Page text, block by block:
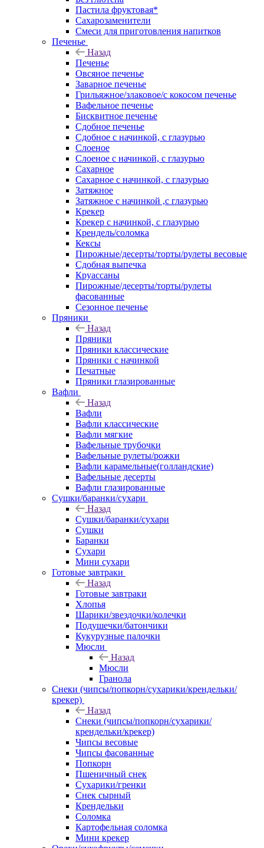
Пастила фруктовая*
Сахарозаменители
Смеси для приготовления напитков
Печенье
Назад
Печенье
Овсяное печенье
Заварное печенье
Грильяжное/злаковое/с кокосом печенье
Вафельное печенье
Бисквитное печенье
Сдобное печенье
Сдобное с начинкой, с глазурью
Слоеное
Слоеное с начинкой, с глазурью
Сахарное
Сахарное с начинкой, с глазурью
Затяжное
Затяжное с начинкой ,с глазурью
Крекер
Крекер с начинкой, с глазурью
Крендель/соломка
Кексы
Пирожные/десерты/торты/рулеты весовые
Сдобная выпечка
Круассаны
Пирожные/десерты/торты/рулеты
фасованные
Сезонное печенье
Пряники
Назад
Пряники
Пряники классические
Пряники с начинкой
Печатные
Пряники глазированные
Вафли
Назад
Вафли
Вафли классические
Вафли мягкие
Вафельные трубочки
Вафельные рулеты/рожки
Вафли карамельные(голландские)
Вафельные десерты
Вафли глазированные
Сушки/баранки/сухари
Назад
Сушки/баранки/сухари
Сушки
Баранки
Сухари
Мини сухари
Готовые завтраки
Назад
Готовые завтраки
Хлопья
Шарики/звездочки/колечки
Подушечки/батончики
Кукурузные палочки
Мюсли
Назад
Мюсли
Гранола
Снеки (чипсы/попкорн/сухарики/крендельки/
крекер)
Назад
Снеки (чипсы/попкорн/сухарики/
крендельки/крекер)
Чипсы весовые
Чипсы фасованные
Попкорн
Пшеничный снек
Сухарики/гренки
Снек сырный
Крендельки
Соломка
Картофельная соломка
Мини крекер